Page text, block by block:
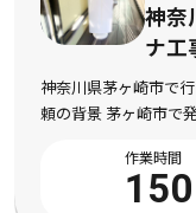
神奈
ナ工
工事
神奈川県茅ヶ崎市で
頼の背景 茅ヶ崎市で
観に配慮しながらテ
作業時間
150